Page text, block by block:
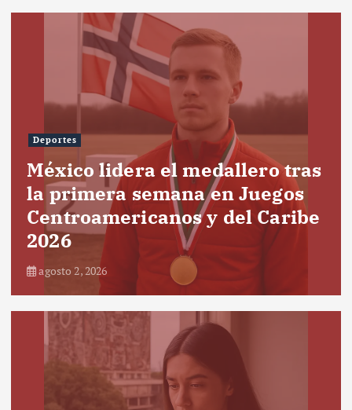
Deportes
México lidera el medallero tras
la primera semana en Juegos
Centroamericanos y del Caribe
2026
agosto 2, 2026